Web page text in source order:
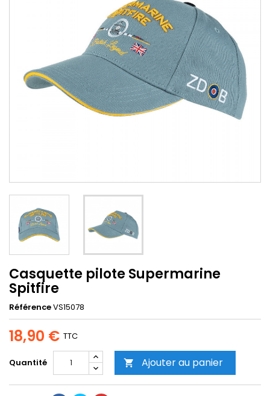
Casquette pilote Supermarine
Spitfire
RéférenceVS15078
18,90 € TTC
Quantité  Ajouter au panier